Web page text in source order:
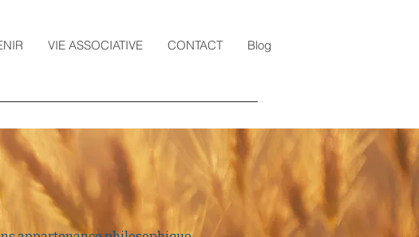
VIE ASSOCIATIVE CONTACT Blog